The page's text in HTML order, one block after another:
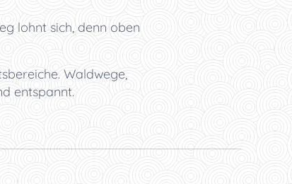
lohnt sich, denn oben
Waldwege,
entspannt.